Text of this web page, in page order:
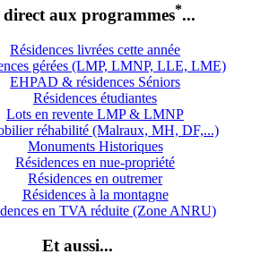
direct aux programmes*...
Résidences livrées cette année
gérées (LMP, LMNP, LLE, LME)
EHPAD & résidences Séniors
Résidences étudiantes
Lots en revente LMP & LMNP
réhabilité (Malraux, MH, DF,...)
Monuments Historiques
Résidences en nue-propriété
Résidences en outremer
Résidences à la montagne
en TVA réduite (Zone ANRU)
Et aussi...